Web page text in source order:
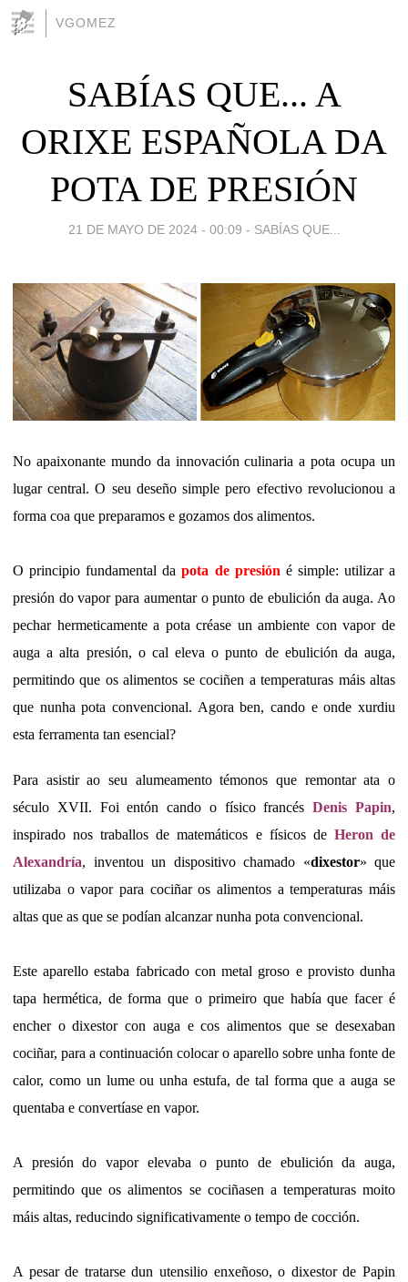
VGOMEZ
SABÍAS QUE... A
ORIXE ESPAÑOLA DA
POTA DE PRESIÓN
21 DE MAYO DE 2024 - 00:09 - SABÍAS QUE...
No apaixonante mundo da innovación culinaria a pota ocupa un
lugar central. O seu deseño simple pero efectivo revolucionou a
forma coa que preparamos e gozamos dos alimentos.
O principio fundamental dapota de presión é simple: utilizar a
presión do vapor para aumentar o punto de ebulición da auga. Ao
pechar hermeticamente a pota créase un ambiente con vapor de
auga a alta presión, o cal eleva o punto de ebulición da auga,
permitindo que os alimentos se cociñen a temperaturas máis altas
que nunha pota convencional. Agora ben, cando e onde xurdiu
esta ferramenta tan esencial?
Para asistir ao seu alumeamento témonos que remontar ata o
século XVII. Foi entón cando o físico francésDenis Papin,
inspirado nos traballos de matemáticos e físicos de Heron de
Alexandría, inventou un dispositivo chamado «dixestor» que
utilizaba o vapor para cociñar os alimentos a temperaturas máis
altas que as que se podían alcanzar nunha pota convencional.
Este aparello estaba fabricado con metal groso e provisto dunha
tapa hermética, de forma que o primeiro que había que facer é
encher o dixestor con auga e cos alimentos que se desexaban
cociñar, para a continuación colocar o aparello sobre unha fonte de
calor, como un lume ou unha estufa, de tal forma que a auga se
quentaba e convertíase en vapor.
A presión do vapor elevaba o punto de ebulición da auga,
permitindo que os alimentos se cociñasen a temperaturas moito
máis altas, reducindo significativamente o tempo de cocción.
A pesar de tratarse dun utensilio enxeñoso, o dixestor de Papin